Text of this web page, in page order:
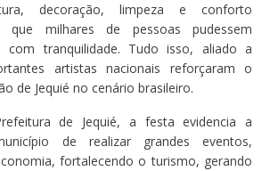
decoração, limpeza e conforto
que milhares de pessoas pudessem
com tranquilidade. Tudo isso, aliado a
artistas nacionais reforçaram o
de Jequié no cenário brasileiro.
de Jequié, a festa evidencia a
de realizar grandes eventos,
fortalecendo o turismo, gerando